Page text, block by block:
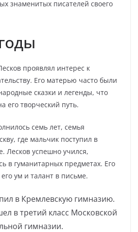
знаменитых писателей своего
проявлял интерес к
Его матерью часто были
сказки и легенды, что
его творческий путь.
семь лет, семья
где мальчик поступил в
Лесков успешно учился,
в гуманитарных предметах. Его
ум и талант в письме.
в Кремлевскую гимназию.
в третий класс Московской
гимназии.